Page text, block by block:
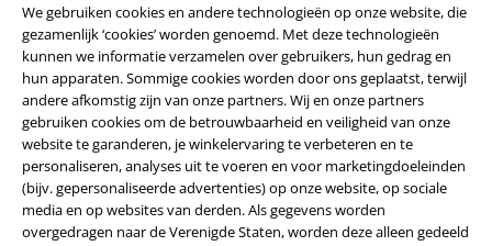
We gebruiken cookies en andere technologieën op onze website, die
gezamenlijk ‘cookies’ worden genoemd. Met deze technologieën
kunnen we informatie verzamelen over gebruikers, hun gedrag en
hun apparaten. Sommige cookies worden door ons geplaatst, terwijl
andere afkomstig zijn van onze partners. Wij en onze partners
gebruiken cookies om de betrouwbaarheid en veiligheid van onze
website te garanderen, je winkelervaring te verbeteren en te
personaliseren, analyses uit te voeren en voor marketingdoeleinden
(bijv. gepersonaliseerde advertenties) op onze website, op sociale
media en op websites van derden. Als gegevens worden
overgedragen naar de Verenigde Staten, worden deze alleen gedeeld
Legal